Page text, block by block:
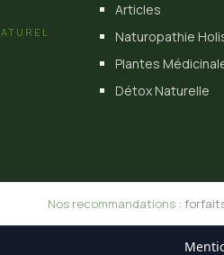
Articles
Naturopathie
Plantes
Détox Naturelle
Nos recommandations :